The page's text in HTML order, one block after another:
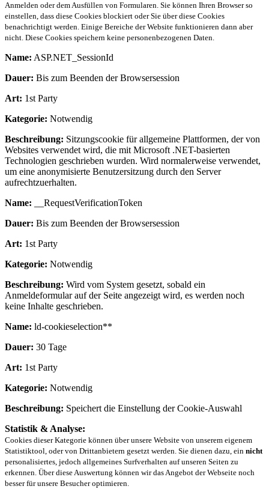
Anmelden oder dem Ausfüllen von Formularen. Sie können Ihren Browser so
einstellen, dass diese Cookies blockiert oder Sie über diese Cookies
benachrichtigt werden. Einige Bereiche der Website funktionieren dann aber
nicht. Diese Cookies speichern keine personenbezogenen Daten.
Name: ASP.NET_SessionId
Dauer: Bis zum Beenden der Browsersession
Art: 1st Party
Kategorie: Notwendig
Beschreibung: Sitzungscookie für allgemeine Plattformen, der von
Websites verwendet wird, die mit Microsoft .NET-basierten
Technologien geschrieben wurden. Wird normalerweise verwendet,
um eine anonymisierte Benutzersitzung durch den Server
aufrechtzuerhalten.
Name: __RequestVerificationToken
Dauer: Bis zum Beenden der Browsersession
Art: 1st Party
Kategorie: Notwendig
Beschreibung: Wird vom System gesetzt, sobald ein
Anmeldeformular auf der Seite angezeigt wird, es werden noch
keine Inhalte geschrieben.
Name: ld-cookieselection**
Dauer: 30 Tage
Art: 1st Party
Kategorie: Notwendig
Beschreibung: Speichert die Einstellung der Cookie-Auswahl
Statistik & Analyse:
Cookies dieser Kategorie können über unsere Website von unserem eigenem
Statistiktool, oder von Drittanbietern gesetzt werden. Sie dienen dazu, ein nicht
personalisiertes, jedoch allgemeines Surfverhalten auf unseren Seiten zu
erkennen. Über diese Auswertung können wir das Angebot der Webseite noch
besser für unsere Besucher optimieren.